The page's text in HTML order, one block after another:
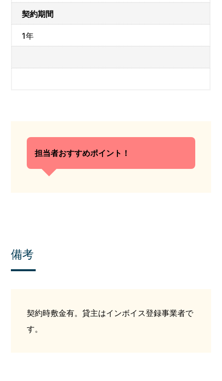
契約期間
1年
担当者おすすめポイント！
備考
契約時敷金有。貸主はインボイス登録事業者で
す。